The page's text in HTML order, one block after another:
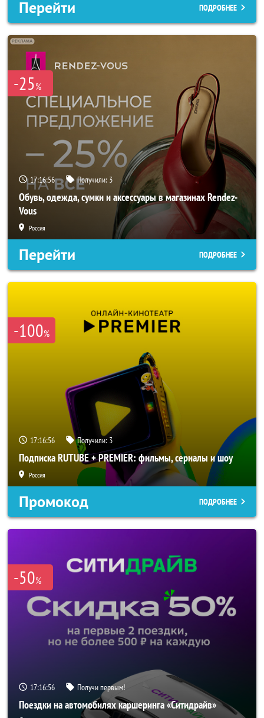
Перейти ПОДРОБНЕЕ
-25%
17:16:55 Получили: 3
Обувь, одежда, сумки и аксессуары в магазинах Rendez-
Vous
Россия
Перейти ПОДРОБНЕЕ
-100%
17:16:55 Получили: 3
Подписка RUTUBE + PREMIER: фильмы, сериалы и шоу
Россия
Промокод ПОДРОБНЕЕ
-50%
17:16:55 Получи первым!
Поездки на автомобилях каршеринга «Ситидрайв»